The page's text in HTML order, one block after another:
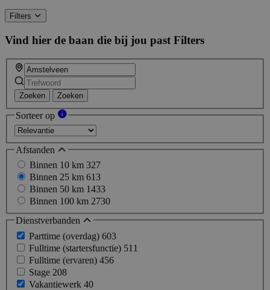
Filters
Vind hier de baan die bij jou past Filters
Zoeken Zoeken
Sorteer op
Afstanden
Binnen 10 km 327
Binnen 25 km 613
Binnen 50 km 1433
Binnen 100 km 2730
Dienstverbanden
Parttime (overdag) 603
Fulltime (startersfunctie) 511
Fulltime (ervaren) 456
Stage 208
Vakantiewerk 40